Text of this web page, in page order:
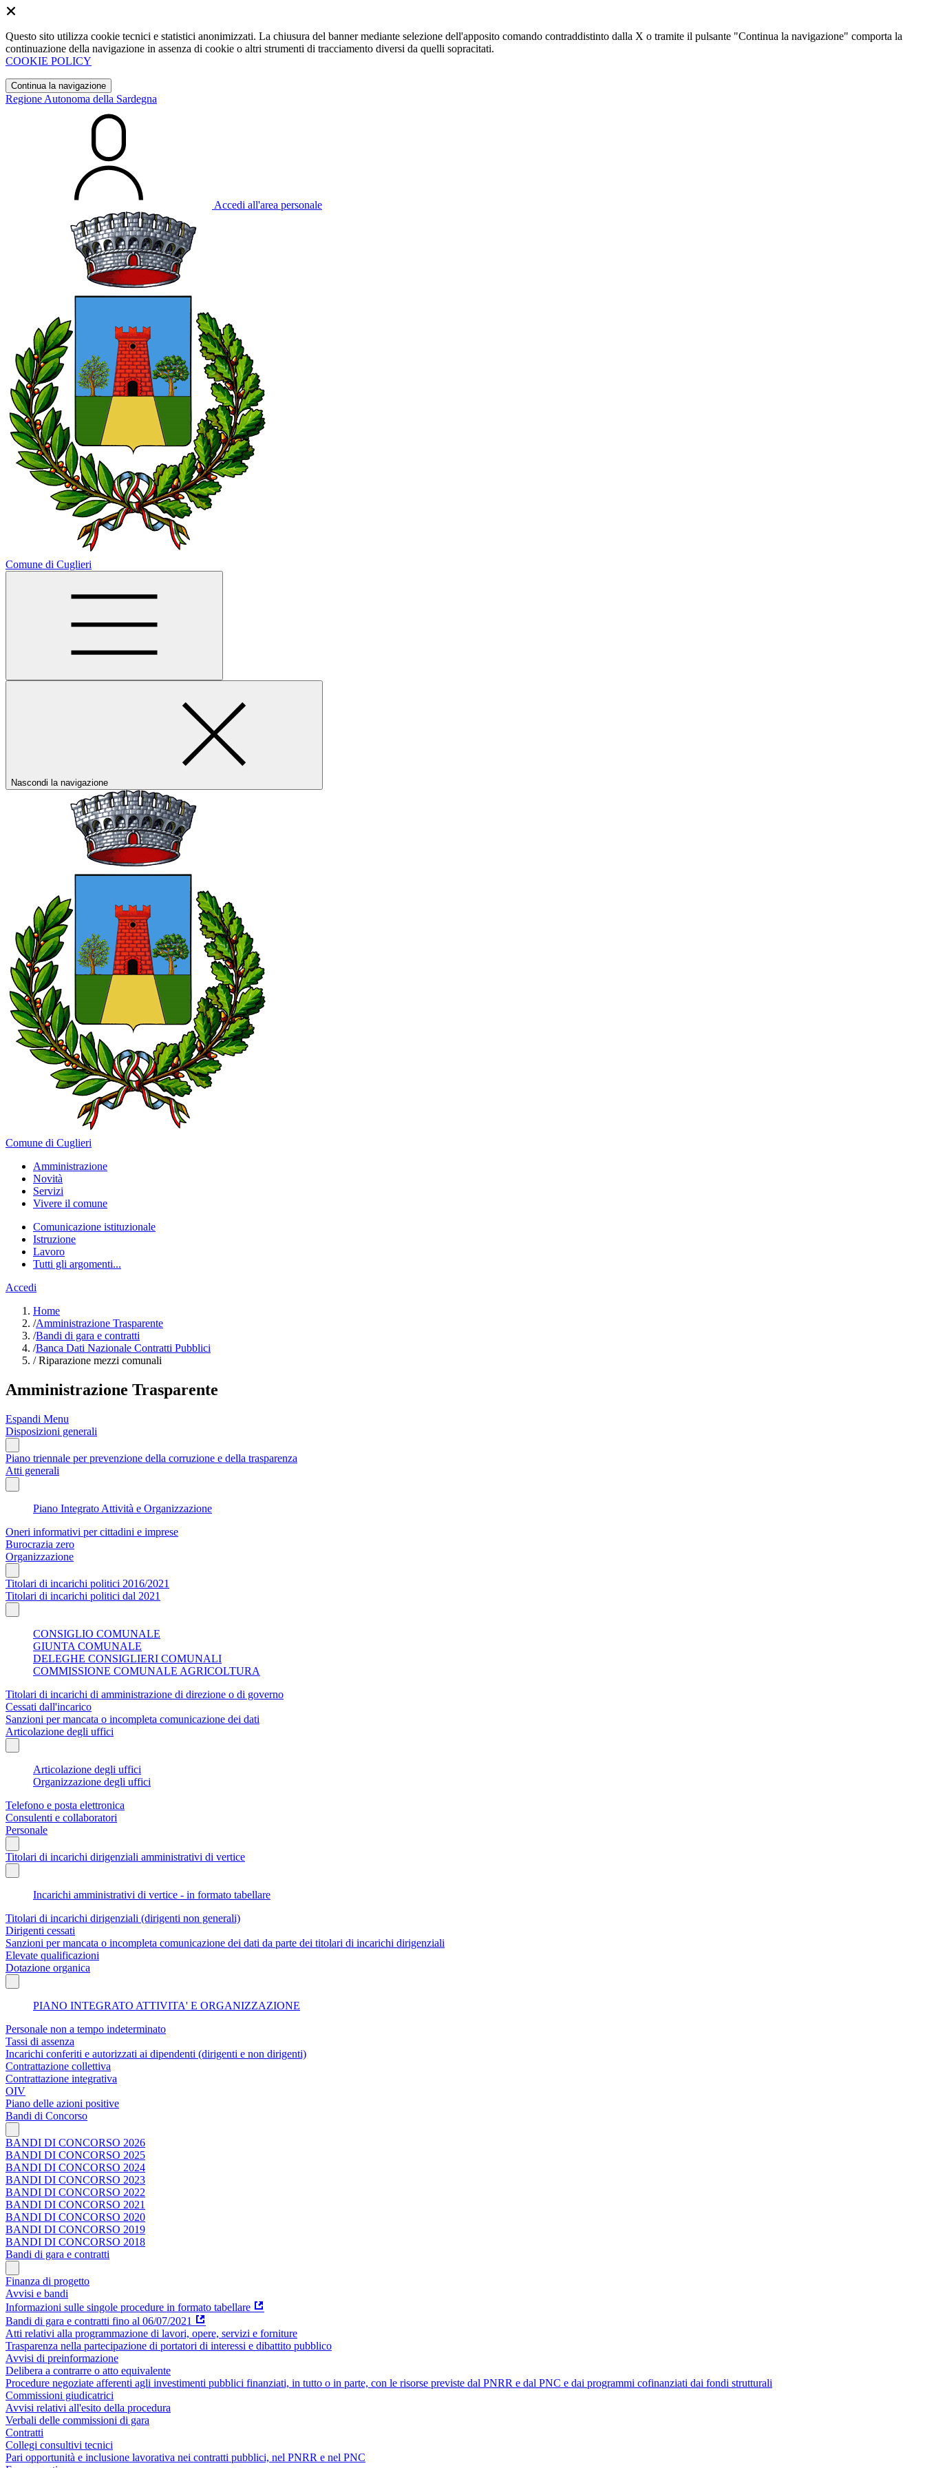
Questo sito utilizza cookie tecnici e statistici anonimizzati. La chiusura del banner mediante selezione dell'apposito comando contraddistinto dalla X o tramite il pulsante "Continua la navigazione" comporta la
continuazione della navigazione in assenza di cookie o altri strumenti di tracciamento diversi da quelli sopracitati.
COOKIE POLICY
Continua la navigazione
Regione Autonoma della Sardegna
Accedi all'area personale
Comune di Cuglieri
Nascondi la navigazione
Comune di Cuglieri
Amministrazione
Novità
Servizi
Vivere il comune
Comunicazione istituzionale
Istruzione
Lavoro
Tutti gli argomenti...
Accedi
Home
/Amministrazione Trasparente
/Bandi di gara e contratti
/Banca Dati Nazionale Contratti Pubblici
/Riparazione mezzi comunali
Amministrazione Trasparente
Espandi Menu
Disposizioni generali
Piano triennale per prevenzione della corruzione e della trasparenza
Atti generali
Piano Integrato Attività e Organizzazione
Oneri informativi per cittadini e imprese
Burocrazia zero
Organizzazione
Titolari di incarichi politici 2016/2021
Titolari di incarichi politici dal 2021
CONSIGLIO COMUNALE
GIUNTA COMUNALE
DELEGHE CONSIGLIERI COMUNALI
COMMISSIONE COMUNALE AGRICOLTURA
Titolari di incarichi di amministrazione di direzione o di governo
Cessati dall'incarico
Sanzioni per mancata o incompleta comunicazione dei dati
Articolazione degli uffici
Articolazione degli uffici
Organizzazione degli uffici
Telefono e posta elettronica
Consulenti e collaboratori
Personale
Titolari di incarichi dirigenziali amministrativi di vertice
Incarichi amministrativi di vertice - in formato tabellare
Titolari di incarichi dirigenziali (dirigenti non generali)
Dirigenti cessati
Sanzioni per mancata o incompleta comunicazione dei dati da parte dei titolari di incarichi dirigenziali
Elevate qualificazioni
Dotazione organica
PIANO INTEGRATO ATTIVITA' E ORGANIZZAZIONE
Personale non a tempo indeterminato
Tassi di assenza
Incarichi conferiti e autorizzati ai dipendenti (dirigenti e non dirigenti)
Contrattazione collettiva
Contrattazione integrativa
OIV
Piano delle azioni positive
Bandi di Concorso
BANDI DI CONCORSO 2026
BANDI DI CONCORSO 2025
BANDI DI CONCORSO 2024
BANDI DI CONCORSO 2023
BANDI DI CONCORSO 2022
BANDI DI CONCORSO 2021
BANDI DI CONCORSO 2020
BANDI DI CONCORSO 2019
BANDI DI CONCORSO 2018
Bandi di gara e contratti
Finanza di progetto
Avvisi e bandi
Informazioni sulle singole procedure in formato tabellare
Bandi di gara e contratti fino al 06/07/2021
Atti relativi alla programmazione di lavori, opere, servizi e forniture
Trasparenza nella partecipazione di portatori di interessi e dibattito pubblico
Avvisi di preinformazione
Delibera a contrarre o atto equivalente
Procedure negoziate afferenti agli investimenti pubblici finanziati, in tutto o in parte, con le risorse previste dal PNRR e dal PNC e dai programmi cofinanziati dai fondi strutturali
Commissioni giudicatrici
Avvisi relativi all'esito della procedura
Verbali delle commissioni di gara
Contratti
Collegi consultivi tecnici
Pari opportunità e inclusione lavorativa nei contratti pubblici, nel PNRR e nel PNC